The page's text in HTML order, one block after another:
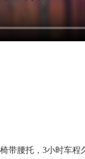
带腰托，3小时车